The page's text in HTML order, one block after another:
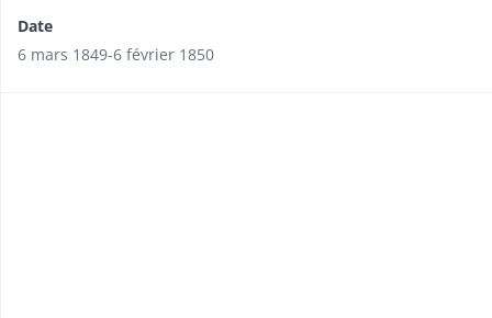
Date
6 mars 1849-6 février 1850